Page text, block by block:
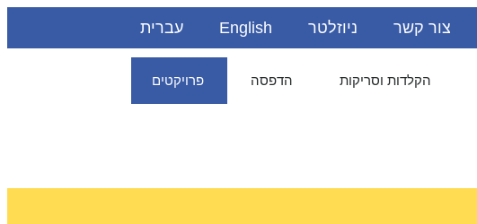
צור קשר ניוזלטר English עברית
הקלדות וסריקות הדפסה פרויקטים